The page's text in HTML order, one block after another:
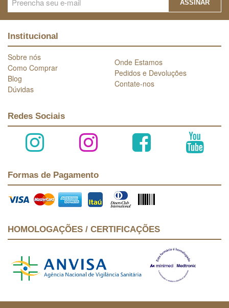
ASSINAR
Institucional
Sobre nós
Como Comprar
Blog
Dúvidas
Onde Estamos
Pedidos e Devoluções
Contate-nos
Redes Sociais
Formas de Pagamento
HOMOLOGAÇÕES / CERTIFICAÇÕES